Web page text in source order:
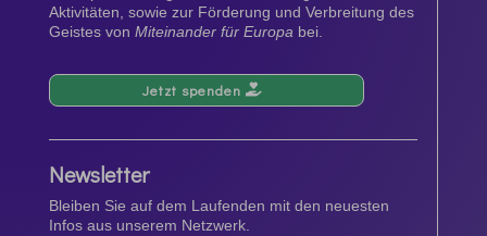
Aktivitäten, sowie zur Förderung und Verbreitung des
Geistes von Miteinander für Europa bei.
Jetzt spenden
Newsletter
Bleiben Sie auf dem Laufenden mit den neuesten
Infos aus unserem Netzwerk.